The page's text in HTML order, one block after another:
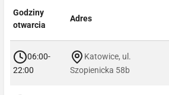
Godziny
otwarcia
Adres
06:00-
22:00
Katowice, ul.
Szopienicka 58b